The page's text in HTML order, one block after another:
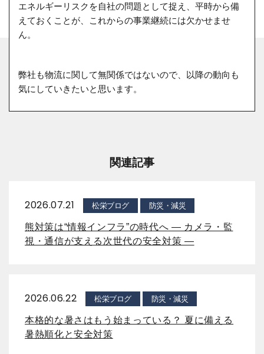
エネルギーリスクを自社の問題として捉え、平時から備
えておくことが、これからの事業継続には欠かせませ
ん。
弊社も物流に関して無関係ではないので、以降の動向も
気にしていきたいと思います。
関連記事
2026.07.21 松栄ブログ 防災・減災
熊対策は“情報インフラ”の時代へ ― カメラ・監
視・通信が支える次世代の安全対策 ―
2026.06.22 松栄ブログ 防災・減災
本格的な暑さはもう始まっている？ 夏に備える
暑熱順化と安全対策